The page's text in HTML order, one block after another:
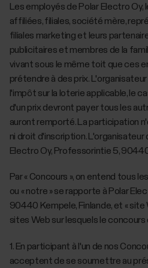
Les employés de Polar Electro
affiliées, filiales, société mère,
filiales marketing et leurs
publicitaires et membres de la
vivant sous le même toit que ces
prétendre à des prix.
l'impôt sur la loterie applicable, le
d'un prix devront payer tous les
auront remporté. La participation
ni droit d'inscription. L'organisateur
Electro Oy, Professorintie 5,
Par « Concours », on entend tous
ou « notre » se rapporte à Polar
90440 Kempele, Finlande, et «
sites Web sur lesquels le concours
‎1. En participant à l'un de nos
acceptent de se soumettre au